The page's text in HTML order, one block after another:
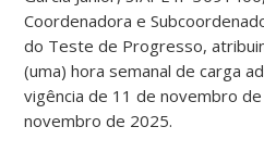
Coordenadora e
do Teste de Progresso,
(uma) hora semanal de carga
vigência de 11 de novembro
novembro de 2025.